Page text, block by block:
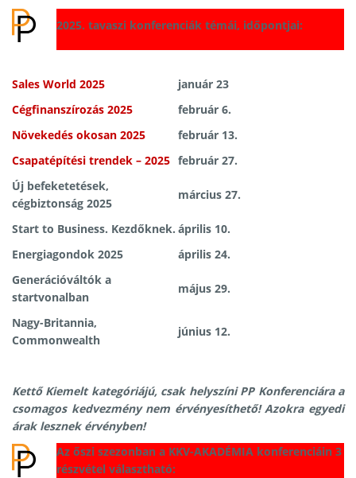
2025. tavaszi konferenciák témái, időpontjai:
Sales World 2025
január 23
Cégfinanszírozás 2025
február 6.
Növekedés okosan 2025
február 13.
Csapatépítési trendek – 2025 február 27.
Új befeketetések,
cégbiztonság 2025
március 27.
Start to Business. Kezdőknek. április 10.
Energiagondok 2025
április 24.
Generációváltók a
startvonalban
május 29.
Nagy-Britannia,
Commonwealth
június 12.
Kettő Kiemelt kategóriájú, csak helyszíni PP Konferenciára a
csomagos kedvezmény nem érvényesíthető! Azokra egyedi
árak lesznek érvényben!
Az őszi szezonban a KKV-AKADÉMIA konferenciáin 3
részvétel választható: